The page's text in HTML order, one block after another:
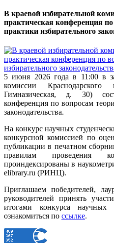
В краевой избирательной
практическая конференция
практики избирательного
5 июня 2026 года в 11:00 в
комиссии
Гимназическая, д. 30)
конференция по вопросам
законодательства.
На конкурс научных
конкурсной комиссией по
публикации в печатном
правилам проведения
проиндексированы в
elibrary.ru (РИНЦ).
Приглашаем победителей,
руководителей принять
итогами конкурса научных
ознакомиться по ссылке.